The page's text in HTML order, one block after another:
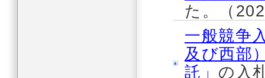
た。（
一般競争
及び西部
託」 の入